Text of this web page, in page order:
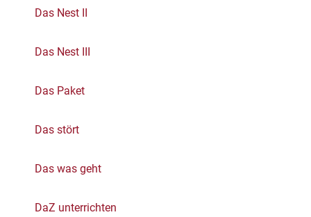
Das Nest II
Das Nest III
Das Paket
Das stört
Das was geht
DaZ unterrichten